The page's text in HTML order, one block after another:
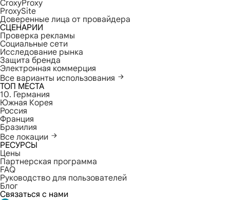
CroxyProxy
ProxySite
Доверенные лица от провайдера
СЦЕНАРИИ
Проверка рекламы
Социальные сети
Исследование рынка
Защита бренда
Электронная коммерция
Все варианты использования
ТОП МЕСТА
10. Германия
Южная Корея
Россия
Франция
Бразилия
Все локации
РЕСУРСЫ
Цены
Партнерская программа
FAQ
Руководство для пользователей
Блог
Связаться с нами